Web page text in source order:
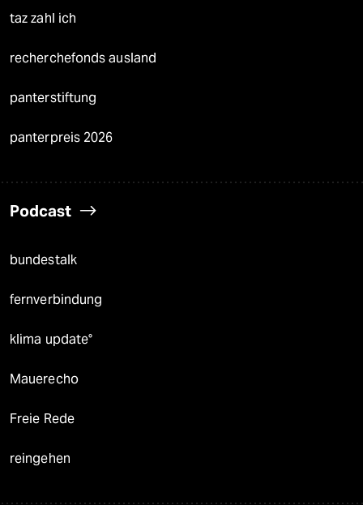
taz zahl ich
recherchefonds ausland
panterstiftung
panterpreis 2026
Podcast
bundestalk
fernverbindung
klima update°
Mauerecho
Freie Rede
reingehen